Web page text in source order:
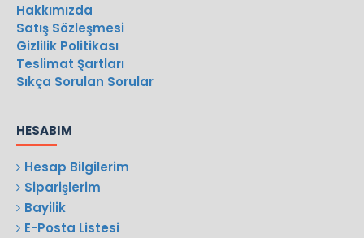
Hakkımızda
Satış Sözleşmesi
Gizlilik Politikası
Teslimat Şartları
Sıkça Sorulan Sorular
HESABIM
Hesap Bilgilerim
Siparişlerim
Bayilik
E-Posta Listesi